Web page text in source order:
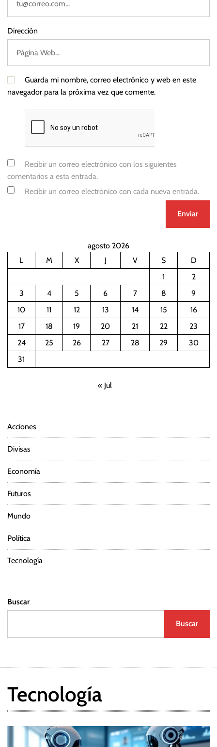
o
Dirección
Guarda mi nombre, correo electrónico y web en este
navegador para la próxima vez que comente.
Recibir un correo electrónico con los siguientes
comentarios a esta entrada.
Recibir un correo electrónico con cada nueva entrada.
agosto 2026
L
M X J V S
D
1
2
3
4 5 6 7 8
9
10
11 12 13 14 15
16
17
18 19 20 21 22
23
24
25 26 27 28 29
30
31
« Jul
Acciones
Divisas
Economía
Futuros
Mundo
Política
Tecnología
Buscar
Buscar
Tecnología